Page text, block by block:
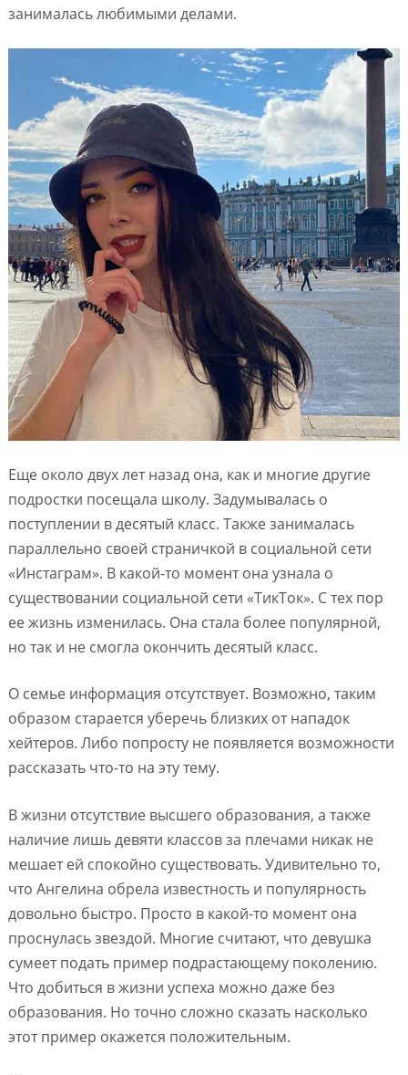
занималась любимыми делами.
Еще около двух лет назад она, как и многие другие
подростки посещала школу. Задумывалась о
поступлении в десятый класс. Также занималась
параллельно своей страничкой в социальной сети
«Инстаграм». В какой-то момент она узнала о
существовании социальной сети «ТикТок». С тех пор
ее жизнь изменилась. Она стала более популярной,
но так и не смогла окончить десятый класс.
О семье информация отсутствует. Возможно, таким
образом старается уберечь близких от нападок
хейтеров. Либо попросту не появляется возможности
рассказать что-то на эту тему.
В жизни отсутствие высшего образования, а также
наличие лишь девяти классов за плечами никак не
мешает ей спокойно существовать. Удивительно то,
что Ангелина обрела известность и популярность
довольно быстро. Просто в какой-то момент она
проснулась звездой. Многие считают, что девушка
сумеет подать пример подрастающему поколению.
Что добиться в жизни успеха можно даже без
образования. Но точно сложно сказать насколько
этот пример окажется положительным.